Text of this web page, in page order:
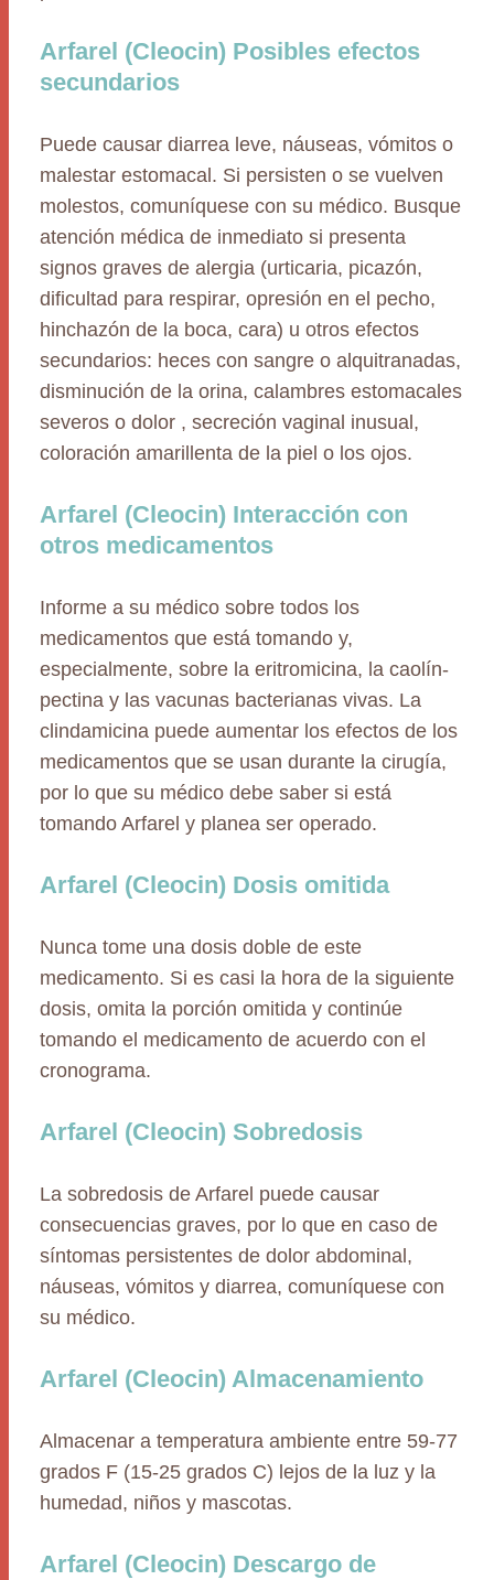
Arfarel (Cleocin) Posibles efectos
secundarios
Puede causar diarrea leve, náuseas, vómitos o
malestar estomacal. Si persisten o se vuelven
molestos, comuníquese con su médico. Busque
atención médica de inmediato si presenta
signos graves de alergia (urticaria, picazón,
dificultad para respirar, opresión en el pecho,
hinchazón de la boca, cara) u otros efectos
secundarios: heces con sangre o alquitranadas,
disminución de la orina, calambres estomacales
severos o dolor , secreción vaginal inusual,
coloración amarillenta de la piel o los ojos.
Arfarel (Cleocin) Interacción con
otros medicamentos
Informe a su médico sobre todos los
medicamentos que está tomando y,
especialmente, sobre la eritromicina, la caolín-
pectina y las vacunas bacterianas vivas. La
clindamicina puede aumentar los efectos de los
medicamentos que se usan durante la cirugía,
por lo que su médico debe saber si está
tomando Arfarel y planea ser operado.
Arfarel (Cleocin) Dosis omitida
Nunca tome una dosis doble de este
medicamento. Si es casi la hora de la siguiente
dosis, omita la porción omitida y continúe
tomando el medicamento de acuerdo con el
cronograma.
Arfarel (Cleocin) Sobredosis
La sobredosis de Arfarel puede causar
consecuencias graves, por lo que en caso de
síntomas persistentes de dolor abdominal,
náuseas, vómitos y diarrea, comuníquese con
su médico.
Arfarel (Cleocin) Almacenamiento
Almacenar a temperatura ambiente entre 59-77
grados F (15-25 grados C) lejos de la luz y la
humedad, niños y mascotas.
Arfarel (Cleocin) Descargo de